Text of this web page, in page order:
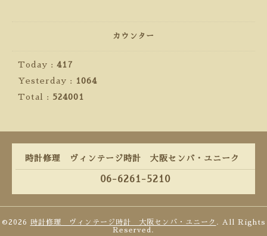
カウンター
Today : 417
Yesterday :
1064
Total : 524001
時計修理 ヴィンテージ時計 大阪センバ・ユニーク
06-6261-5210
©2026 時計修理 ヴィンテージ時計 大阪センバ・ユニーク . All Rights
Reserved.